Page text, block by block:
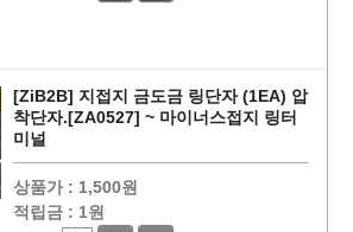
[ZiB2B] 지접지 금도금 링단자 (1EA) 압
착단자.[ZA0527] ~ 마이너스접지 링터
미널
상품가 : 1,500원
적립금 : 1원